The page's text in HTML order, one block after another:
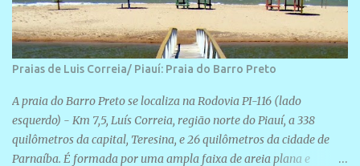
Praias de Luis Correia/ Piauí: Praia do Barro Preto
A praia do Barro Preto se localiza na Rodovia PI-116 (lado
esquerdo) - Km 7,5, Luís Correia, região norte do Piauí, a 338
quilômetros da capital, Teresina, e 26 quilômetros da cidade de
Parnaíba. É formada por uma ampla faixa de areia plana e